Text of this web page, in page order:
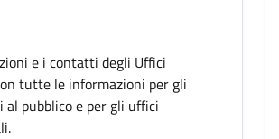
e i contatti degli Uffici
tutte le informazioni per gli
al pubblico e per gli uffici